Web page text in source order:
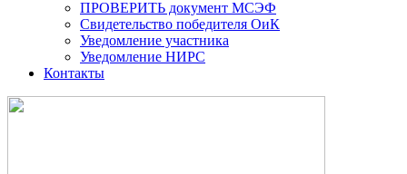
ПРОВЕРИТЬ документ МСЭФ
Свидетельство победителя ОиК
Уведомление участника
Уведомление НИРС
Контакты